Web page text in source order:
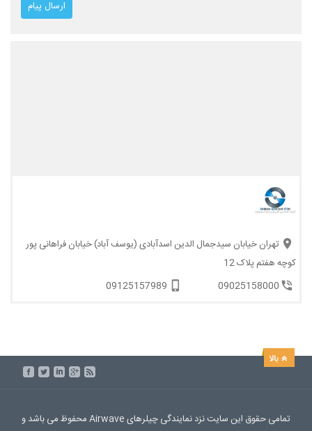
تهران خیابان سیدجمال الدین اسدآبادی (یوسف آباد) خیابان فراهانی پور
کوچه هفتم پلاک 12
09025158000
09125157989
تمامی حقوق این سایت نزد نمایندگی چیلرهای Airwave محفوظ می باشد و